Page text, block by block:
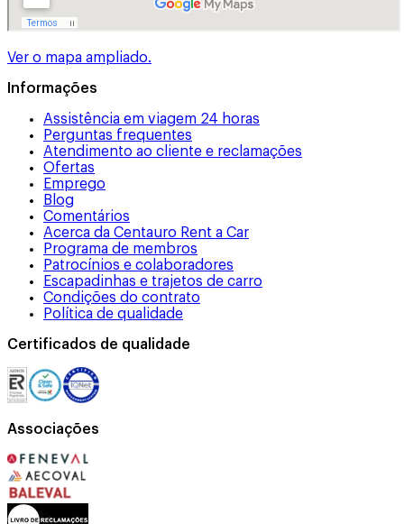
Ver o mapa ampliado.
Informações
Assistência em viagem 24 horas
Perguntas frequentes
Atendimento ao cliente e reclamações
Ofertas
Emprego
Blog
Comentários
Acerca da Centauro Rent a Car
Programa de membros
Patrocínios e colaboradores
Escapadinhas e trajetos de carro
Condições do contrato
Política de qualidade
Certificados de qualidade
Associações